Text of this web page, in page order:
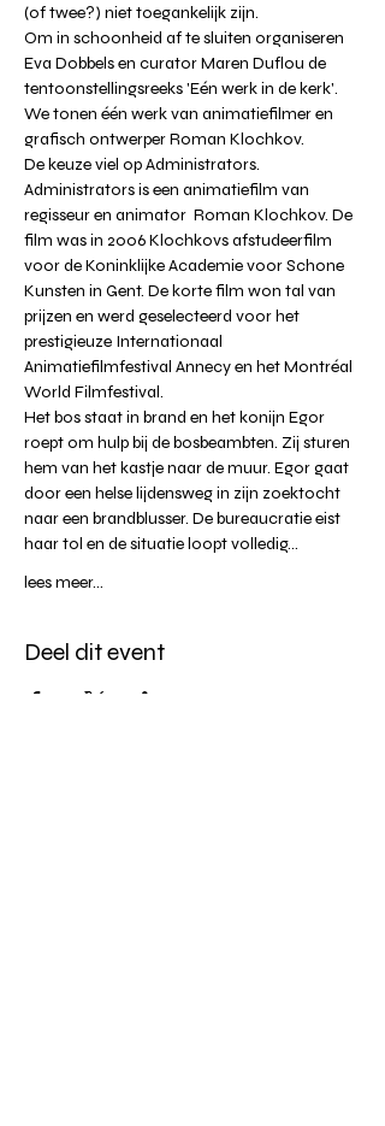
(of twee?) niet toegankelijk zijn. ⁠
⁠Om in schoonheid af te sluiten organiseren
Eva Dobbels en curator Maren Duflou de
tentoonstellingsreeks 'Eén werk in de kerk'.⁠
We tonen één werk van animatiefilmer en
grafisch ontwerper Roman Klochkov.
De keuze viel op Administrators.
Administrators is een animatiefilm van
regisseur en animator  Roman Klochkov. De
film was in 2006 Klochkovs afstudeerfilm
voor de Koninklijke Academie voor Schone
Kunsten in Gent. De korte film won tal van
prijzen en werd geselecteerd voor het
prestigieuze Internationaal
Animatiefilmfestival Annecy en het Montréal
World Filmfestival.
Het bos staat in brand en het konijn Egor
roept om hulp bij de bosbeambten. Zij sturen
hem van het kastje naar de muur. Egor gaat
door een helse lijdensweg in zijn zoektocht
naar een brandblusser. De bureaucratie eist
haar tol en de situatie loopt volledig…
lees meer...
Deel dit event